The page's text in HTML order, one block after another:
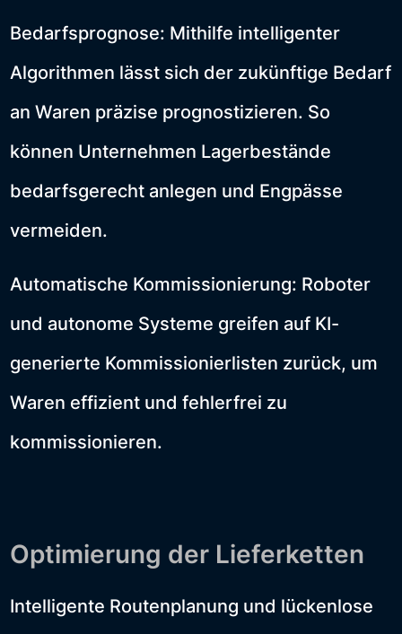
Bedarfsprognose: Mithilfe intelligenter
Algorithmen lässt sich der zukünftige Bedarf
an Waren präzise prognostizieren. So
können Unternehmen Lagerbestände
bedarfsgerecht anlegen und Engpässe
vermeiden.
Automatische Kommissionierung: Roboter
und autonome Systeme greifen auf KI-
generierte Kommissionierlisten zurück, um
Waren effizient und fehlerfrei zu
kommissionieren.
Optimierung der Lieferketten
Intelligente Routenplanung und lückenlose